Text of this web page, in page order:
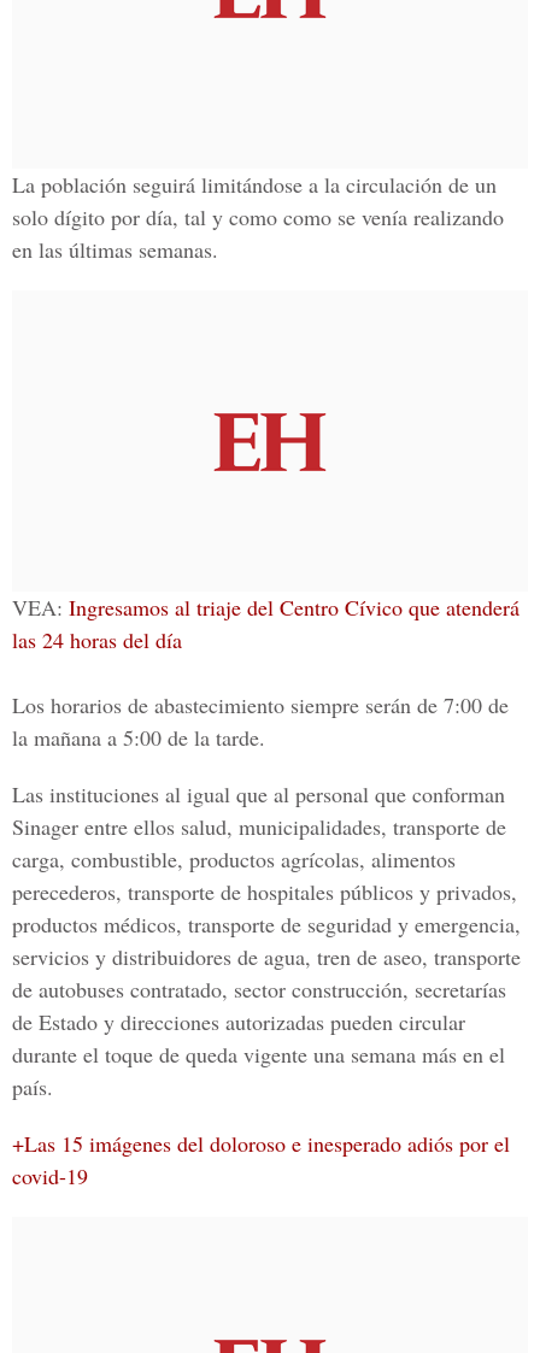
La población seguirá limitándose a la circulación de un
solo dígito por día, tal y como como se venía realizando
en las últimas semanas.
VEA: Ingresamos al triaje del Centro Cívico que atenderá
las 24 horas del día
Los horarios de abastecimiento siempre serán de 7:00 de
la mañana a 5:00 de la tarde.
Las instituciones al igual que al personal que conforman
Sinager entre ellos salud, municipalidades, transporte de
carga, combustible, productos agrícolas, alimentos
perecederos, transporte de hospitales públicos y privados,
productos médicos, transporte de seguridad y emergencia,
servicios y distribuidores de agua, tren de aseo, transporte
de autobuses contratado, sector construcción, secretarías
de Estado y direcciones autorizadas pueden circular
durante el toque de queda vigente una semana más en el
país.
+Las 15 imágenes del doloroso e inesperado adiós por el
covid-19